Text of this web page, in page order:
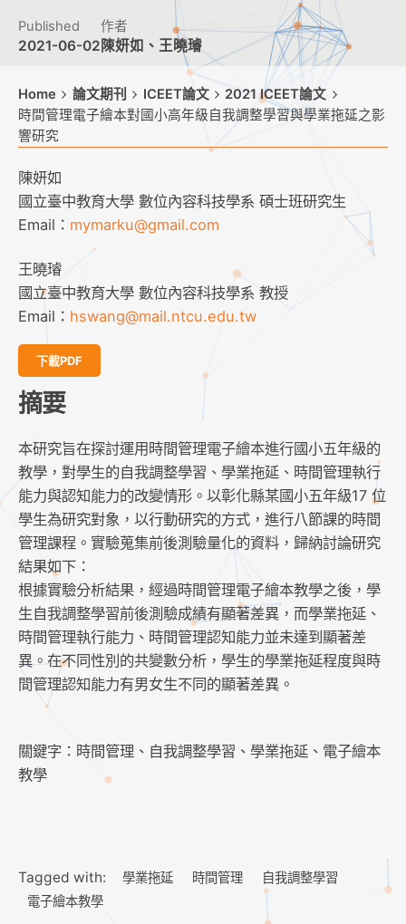
Published
2021-06-02
作者
陳妍如、王曉璿
Home 論文期刊 ICEET論文
2021 ICEET論文
時間管理電子繪本對國小高年級自我調整學習與學業拖延之影
響研究
陳妍如
國立臺中教育大學 數位內容科技學系 碩士班研究生
Email： mymarku@gmail.com
王曉璿
國立臺中教育大學 數位內容科技學系 教授
Email： hswang@mail.ntcu.edu.tw
下載PDF
摘要
本研究旨在探討運用時間管理電子繪本進行國小五年級的
教學，對學生的自我調整學習、學業拖延、時間管理執行
能力與認知能力的改變情形。以彰化縣某國小五年級17 位
學生為研究對象，以行動研究的方式，進行八節課的時間
管理課程。實驗蒐集前後測驗量化的資料，歸納討論研究
結果如下：
根據實驗分析結果，經過時間管理電子繪本教學之後，學
生自我調整學習前後測驗成績有顯著差異，而學業拖延、
時間管理執行能力、時間管理認知能力並未達到顯著差
異。在不同性別的共變數分析，學生的學業拖延程度與時
間管理認知能力有男女生不同的顯著差異。
關鍵字：時間管理、自我調整學習、學業拖延、電子繪本
教學
Tagged with: 學業拖延 時間管理
自我調整學習
電子繪本教學